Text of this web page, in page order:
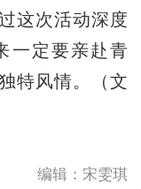
这次活动深度
一定要亲赴青
特风情。（文
编辑：宋雯琪